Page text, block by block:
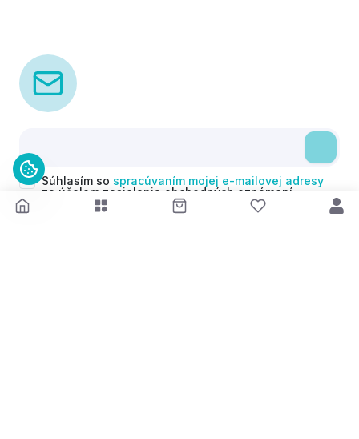
Súhlasím so spracúvaním mojej e-mailovej adresy
za účelom zasielania obchodných oznámení
(newsletterov) v súlade s čl. 6 ods. 1 písm. a)
Nariadenia GDPR. Svoj súhlas môžem kedykoľvek